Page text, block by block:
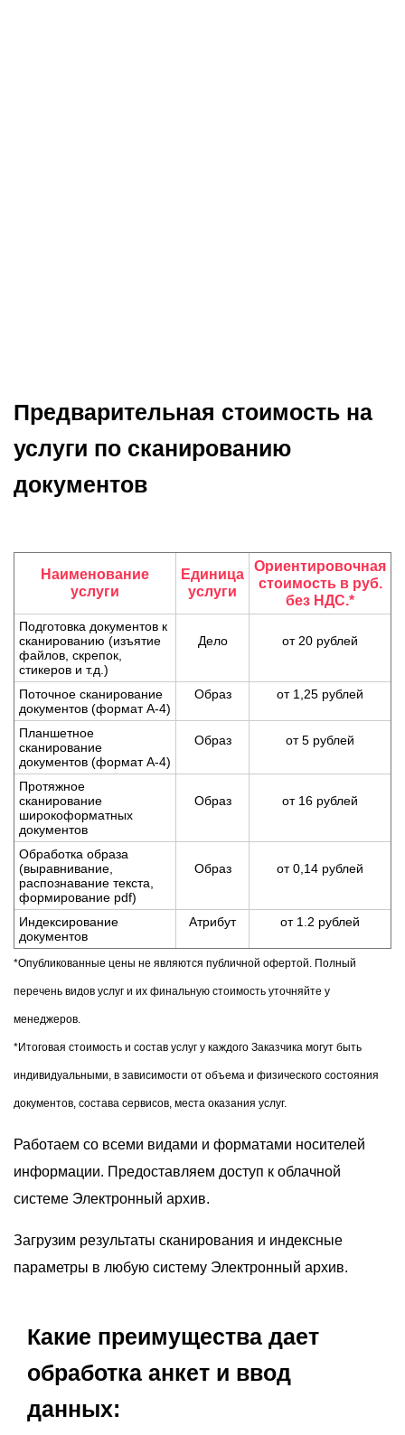
Предварительная стоимость на
услуги по сканированию
документов
Наименование
услуги
Единица
услуги
Ориентировочная
стоимость в руб.
без НДС.*
Подготовка документов к
сканированию (изъятие
файлов, скрепок,
стикеров и т.д.)
Дело от 20 рублей
Поточное сканирование
документов (формат А-4)
Образ от 1,25 рублей
Планшетное
сканирование
документов (формат А-4)
Образ от 5 рублей
Протяжное
сканирование
широкоформатных
документов
Образ от 16 рублей
Обработка образа
(выравнивание,
распознавание текста,
формирование pdf)
Образ от 0,14 рублей
Индексирование
документов
Атрибут от 1.2 рублей
*Опубликованные цены не являются публичной офертой. Полный
перечень видов услуг и их финальную стоимость уточняйте у
менеджеров.
*Итоговая стоимость и состав услуг у каждого Заказчика могут быть
индивидуальными, в зависимости от объема и физического состояния
документов, состава сервисов, места оказания услуг.
Работаем со всеми видами и форматами носителей
информации. Предоставляем доступ к облачной
системе Электронный архив.
Загрузим результаты сканирования и индексные
параметры в любую систему Электронный архив.
Какие преимущества дает
обработка анкет и ввод
данных: